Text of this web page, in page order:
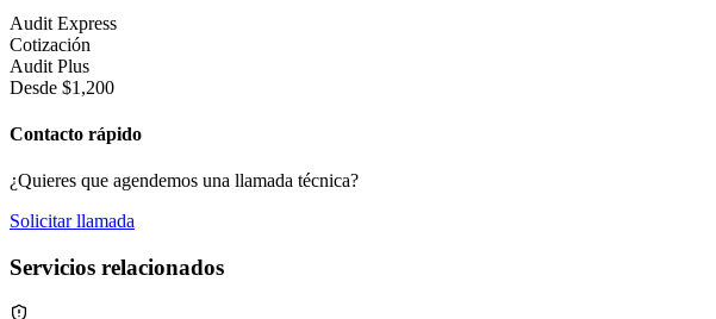
Audit Express
Cotización
Audit Plus
Desde $1,200
Contacto rápido
¿Quieres que agendemos una llamada técnica?
Solicitar llamada
Servicios relacionados